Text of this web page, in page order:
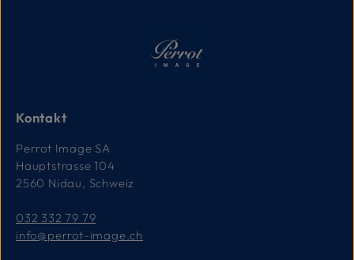
Kontakt
Perrot Image SA
Hauptstrasse 104
2560 Nidau, Schweiz
032 332 79 79
info@perrot-image.ch